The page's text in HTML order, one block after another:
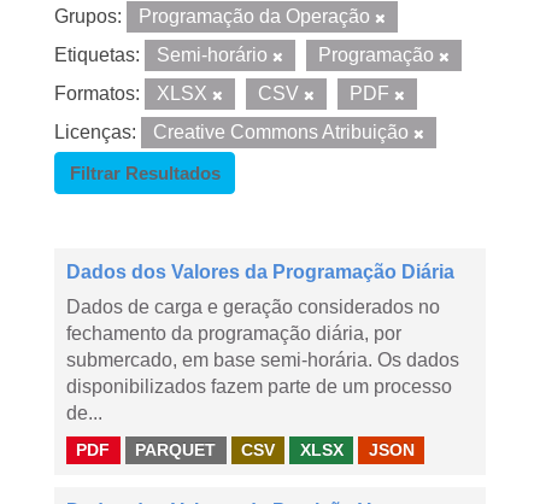
Grupos:
Programação da Operação
Etiquetas:
Semi-horário
Programação
Formatos:
XLSX CSV
PDF
Licenças:
Creative Commons Atribuição
Filtrar Resultados
Dados dos Valores da Programação Diária
Dados de carga e geração considerados no
fechamento da programação diária, por
submercado, em base semi-horária. Os dados
disponibilizados fazem parte de um processo
de...
PDF PARQUET CSV XLSX JSON